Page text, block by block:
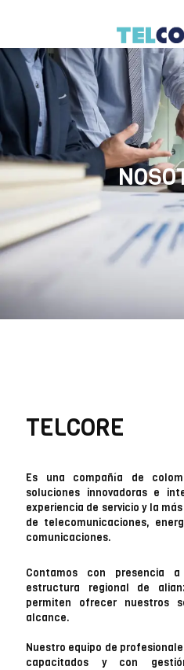
TELCORE
Es una compañía de
soluciones innovadoras e
experiencia de servicio y la
de telecomunicaciones,
comunicaciones.
Contamos con presencia
estructura regional de
permiten ofrecer nuestros
alcance.
Nuestro equipo de
capacitados y con